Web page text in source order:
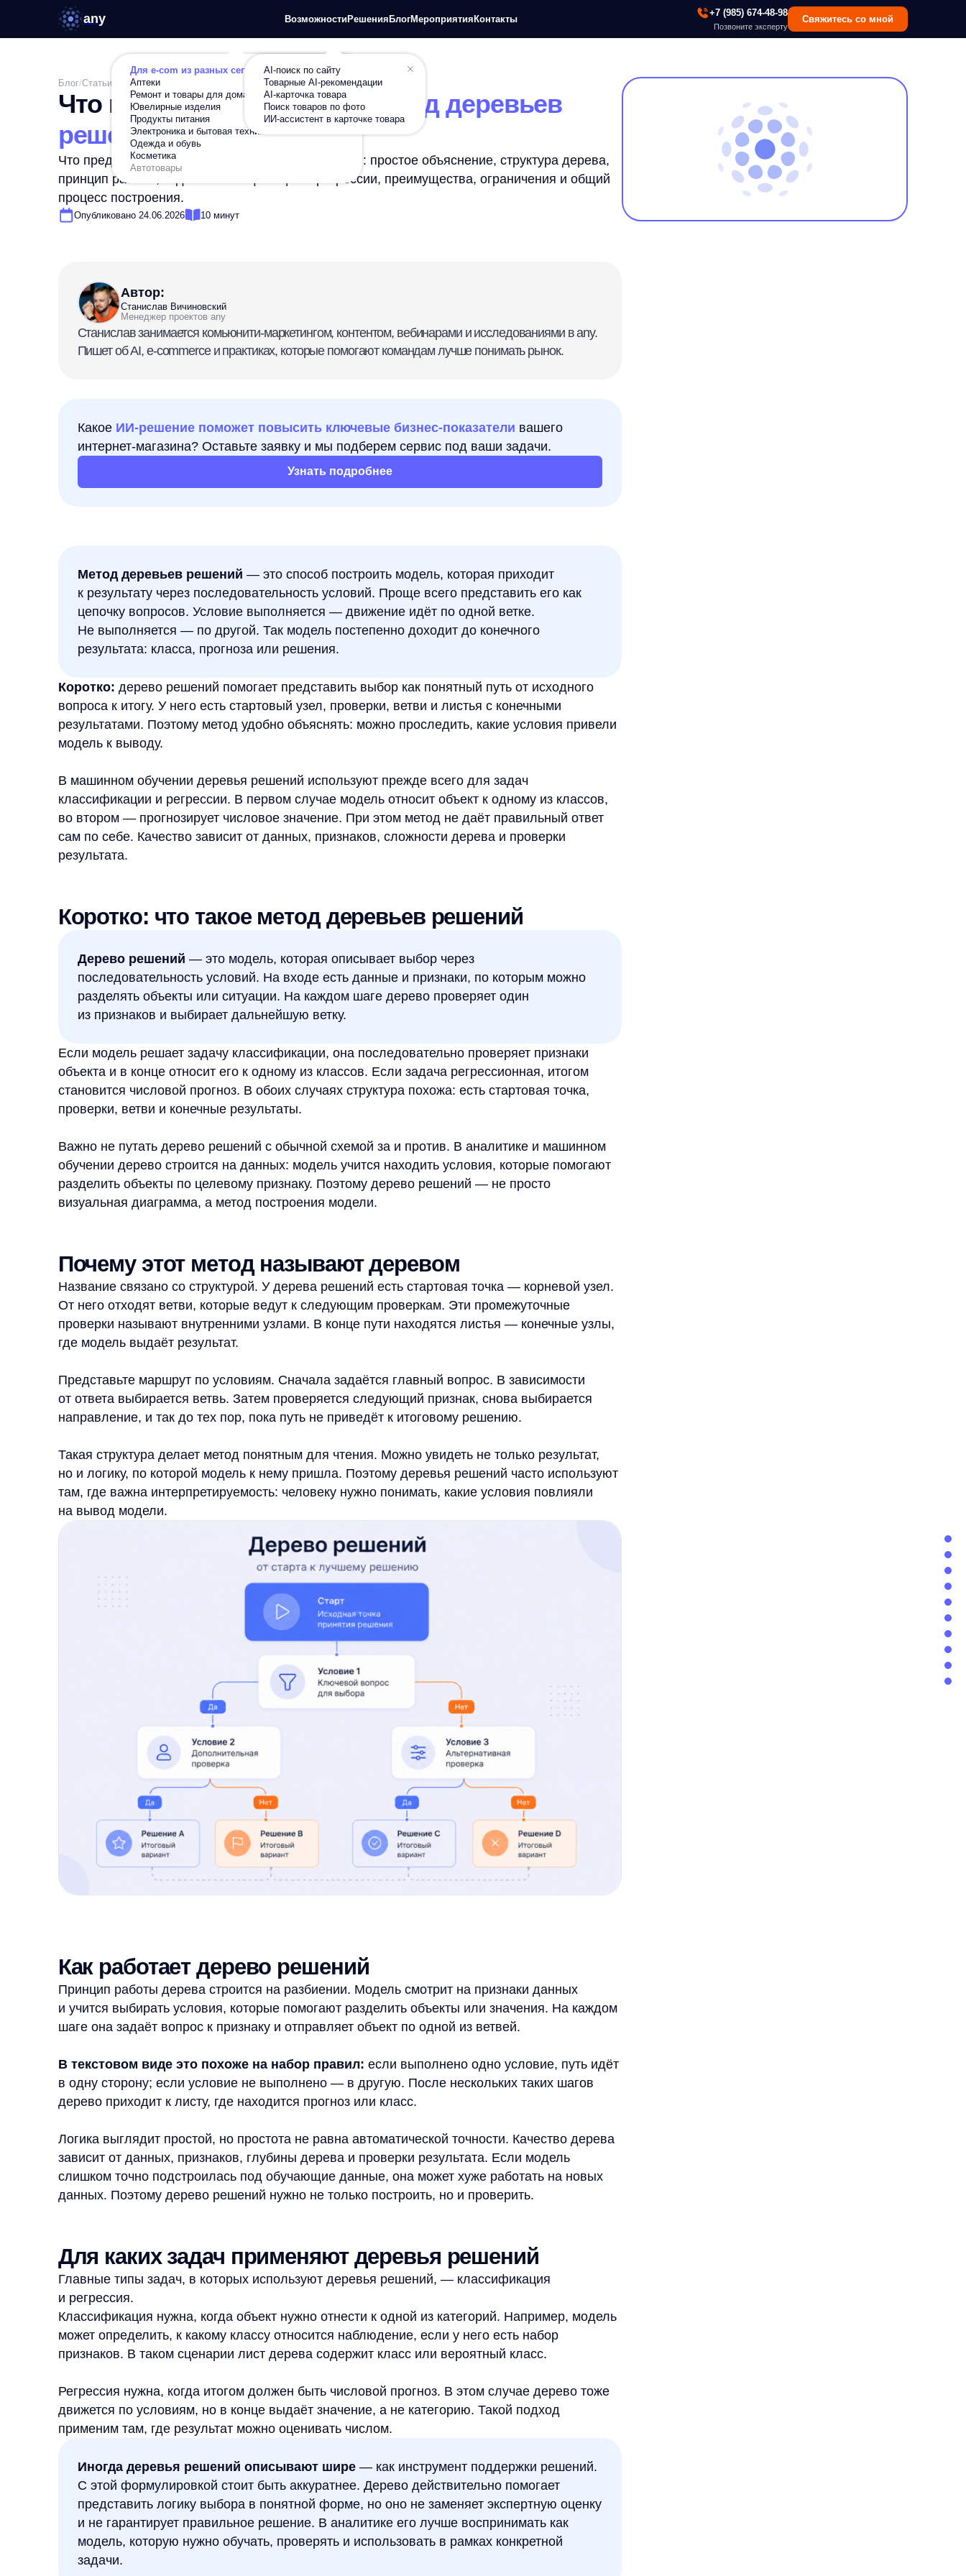
any ВозможностиРешенияБлогМероприятияКонтакты
+7 (985) 674-48-98
Свяжитесь со мной
Для e-com из разных сегментов
Аптеки
Ремонт и товары для дома
Ювелирные изделия
Продукты питания
Электроника и бытовая техника
Одежда и обувь
Косметика
Автотовары
AI-поиск по сайту
Товарные AI-рекомендации
AI-карточка товара
Поиск товаров по фото
ИИ-ассистент в карточке товара
Оптимизируем/Что представляет собой метод деревьев решений
Что представляет собойметод деревьев
решений
Что представляет собой метод деревьев решений: простое объяснение, структура дерева,
принцип работы, задачи классификации и регрессии, преимущества, ограничения и общий
процесс построения.
Менеджер проектов any
Станислав занимается комьюнити-маркетингом, контентом, вебинарами и исследованиями в any.
Пишет об AI, e-commerce и практиках, которые помогают командам лучше понимать рынок.
результата: класса, прогноза или решения.
Коротко:дерево решений помогает представить выбор как понятный путь от исходного
вопроса к итогу. У него есть стартовый узел, проверки, ветви и листья с конечными
результатами. Поэтому метод удобно объяснять: можно проследить, какие условия привели
В машинном обучении деревья решений используют прежде всего для задач
классификации и регрессии. В первом случае модель относит объект к одному из классов,
во втором — прогнозирует числовое значение. При этом метод не даёт правильный ответ
сам по себе. Качество зависит от данных, признаков, сложности дерева и проверки
Коротко: что такое метод деревьев решений
Дерево решений
объекта и в конце относит его к одному из классов. Если задача регрессионная, итогом
становится числовой прогноз. В обоих случаях структура похожа: есть стартовая точка,
проверки, ветви и конечные результаты.
Важно не путать дерево решений с обычной схемой за и против. В аналитике и машинном
разделить объекты по целевому признаку. Поэ тому дерево решений — не просто
визуальная диаграмма, а метод построения модели.
Название связано со структурой. У дерева решений есть стартовая точка — корневой узел.
От него отходят ветви, которые ведут к следующим проверкам. Эти промежуточные
проверки называют внутренними узлами. В конце пути находятся листья — конечные узлы,
где модель выдаёт результат.
направление, и так до тех пор, пока путь не приведёт к итоговому решению.
Такая структура делает метод понятным для чтения. Можно увидеть не только результат,
но и логику, по которой модель к нему пришла. Поэтому деревья решений часто используют
там, где важна интерпретируемость: человеку нужно понимать, какие условия повлияли
на вывод модели.
Как работает дерево решений
Принцип работы дерева строится на разбиении. Модель смотрит на признаки данных
и учится выбирать условия, которые помогают разделить объекты или значения. На каждом
шаге она задаёт вопрос к признаку и отправляет объект по одной из ветвей.
В текстовом виде это похоже на набор правил:
если выполнено одно условие, путь идёт
в одну сторону; если условие не выполнено — в другую. После нескольких таких шагов
дерево приходит к листу, где находится прогноз или класс.
данных. Поэтому дерево решений нужно не только построить, но и проверить.
Для каких задач применяют деревья решений
Главные типы задач, в которых используют деревья решений, — классификация
Классификация нужна, когда объект нужно отнести к одной из категорий. Например, модель
может определить, к какому классу относится наблюдение, если у него есть набор
признаков. В таком сценарии лист дерева содержит класс или вероятный класс.
Регрессия нужна, когда итогом должен быть числовой прогноз. В этом случае дерево тоже
движется по условиям, но в конце выдаёт значение, а не категорию. Такой подход
применим там, где результат можно оценивать числом.
Иногда деревья решений описывают шире— как инструмент поддержки решений.
и не гарантирует правильное решение. В аналитике его лучше воспринимать как
модель, которую нужно обучать, проверять и использовать в рамках конкретной
задачи.
Где метод полезен на практике
Это может быть задача анализа данных, классификации объектов, прогнозирования
значения или построения понятной логики выбора.
интерпретируемый метод. Его удобно изучать начинающим специалистам: модель
показывает, как признаки могут влиять на путь к результату. Благодаря этому дерево
помогает понять не только итог, но и механику разбиения данных.
При этом применимость метода не стоит преувеличивать. Не каждая задача хорошо
ложится на дерево. Если данные сложные, шумные или требуют более устойчивой модели,
одного дерева может быть недостаточно. В таких случаях используют другие подходы или